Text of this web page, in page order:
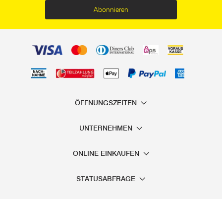
Abonnieren
ÖFFNUNGSZEITEN
UNTERNEHMEN
ONLINE EINKAUFEN
STATUSABFRAGE